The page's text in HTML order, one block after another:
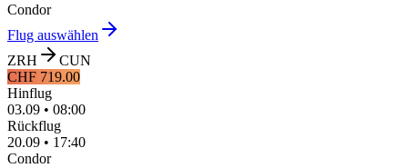
Condor
Flug auswählen
ZRH
CUN
CHF 719.00
Hinflug
03.09 • 08:00
Rückflug
20.09 • 17:40
Condor